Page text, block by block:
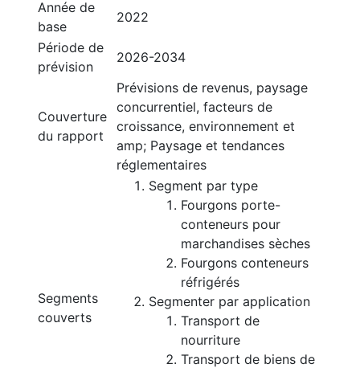
Année de
base
2022
Période de
prévision
2026-2034
Couverture
du rapport
Prévisions de revenus, paysage
concurrentiel, facteurs de
croissance, environnement et
amp; Paysage et tendances
réglementaires
Segments
couverts
Segment par type
Fourgons porte-
conteneurs pour
marchandises sèches
Fourgons conteneurs
réfrigérés
Segmenter par application
Transport de
nourriture
Transport de biens de